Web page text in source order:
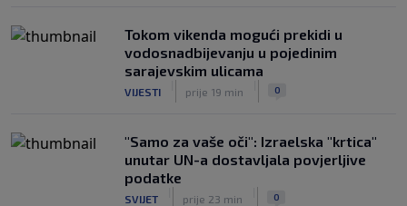
Tokom vikenda mogući prekidi u
vodosnadbijevanju u pojedinim
sarajevskim ulicama
VIJESTI prije 19 min 0
"Samo za vaše oči": Izraelska "krtica"
unutar UN-a dostavljala povjerljive
podatke
SVIJET prije 23 min 0